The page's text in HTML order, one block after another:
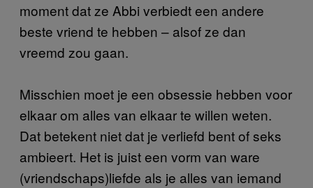
moment dat ze Abbi verbiedt een andere
beste vriend te hebben – alsof ze dan
vreemd zou gaan.
Misschien moet je een obsessie hebben voor
elkaar om alles van elkaar te willen weten.
Dat betekent niet dat je verliefd bent of seks
ambieert. Het is juist een vorm van ware
(vriendschaps)liefde als je alles van iemand